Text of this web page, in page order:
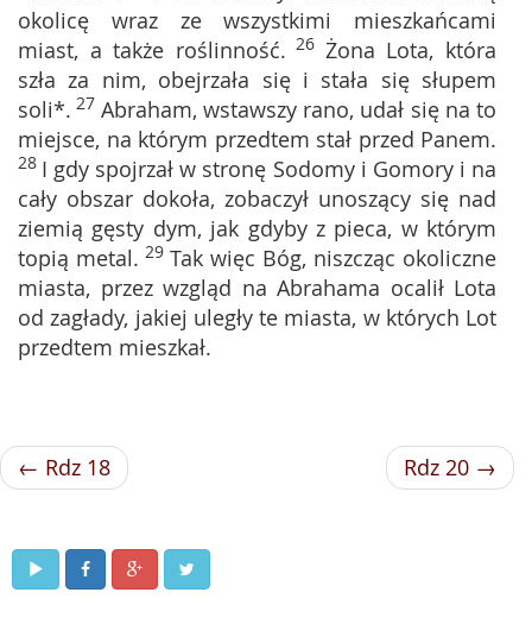
okolicę wraz ze wszystkimi mieszkańcami
miast, a także roślinność. 26 Żona Lota, która
szła za nim, obejrzała się i stała się słupem
soli*. 27 Abraham, wstawszy rano, udał się na to
miejsce, na którym przedtem stał przed Panem.
28 I gdy spojrzał w stronę Sodomy i Gomory i na
cały obszar dokoła, zobaczył unoszący się nad
ziemią gęsty dym, jak gdyby z pieca, w którym
topią metal. 29 Tak więc Bóg, niszcząc okoliczne
miasta, przez wzgląd na Abrahama ocalił Lota
od zagłady, jakiej uległy te miasta, w których Lot
przedtem mieszkał.
← Rdz 18 Rdz 20 →